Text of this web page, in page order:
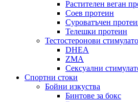
Растителен веган
Соев протеин
Суроватъчен
Телешки протеин
Тестостеронови
DHEA
ZMA
Сексуални
Спортни стоки
Бойни изкуства
Бинтове за бокс